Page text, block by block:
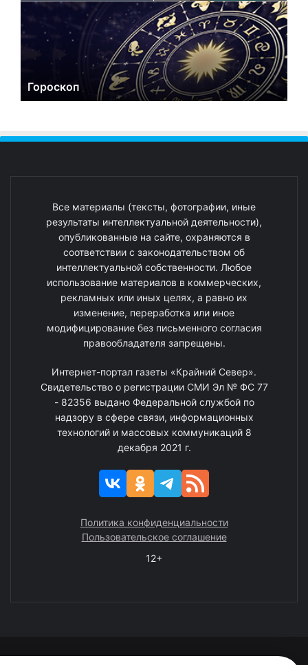
Гороскоп
Все материалы (тексты, фотографии, иные
результаты интеллектуальной деятельности),
опубликованные на сайте, охраняются в
соответствии с законодательством об
интеллектуальной собственности. Любое
использование материалов в коммерческих,
рекламных или иных целях, а равно их
изменение, переработка или иное
модифицирование без письменного согласия
правообладателя запрещены.
Интернет-портал газеты «Крайний Север».
Свидетельство о регистрации СМИ Эл № ФС 77
- 82356 выдано Федеральной службой по
надзору в сфере связи, информационных
технологий и массовых коммуникаций 8
декабря 2021 г.
Политика конфиденциальности
Пользовательское соглашение
12+